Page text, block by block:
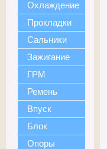
Охлаждение
Прокладки
Сальники
Зажигание
ГРМ
Ремень
Впуск
Блок
Опоры